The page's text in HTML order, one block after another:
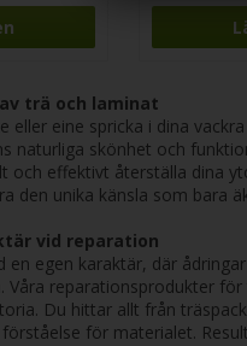
trä och laminat
eller eine spricka i dina
naturliga skönhet och
och effektivt återställa dina
den unika känsla som
vid reparation
en egen karaktär, där
Våra reparationsprodukter
Du hittar allt från
för materialet.